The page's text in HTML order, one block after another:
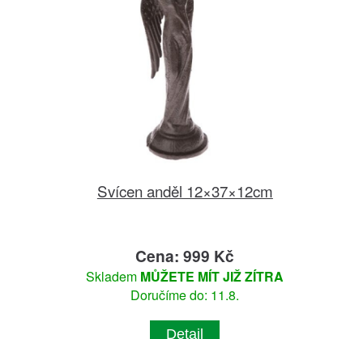
Svícen anděl 12×37×12cm
Cena: 999 Kč
Skladem MŮŽETE MÍT JIŽ ZÍTRA
Doručíme do: 11.8.
Detail